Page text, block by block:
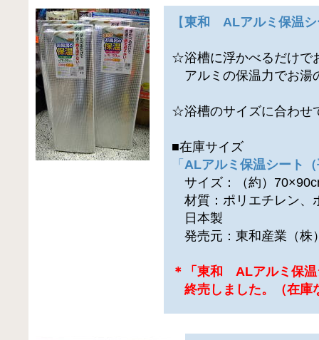
【東和 ALアルミ保温シ
☆浴槽に浮かべるだけで
アルミの保温力でお湯
☆浴槽のサイズに合わせ
■在庫サイズ
「 ALアルミ保温シート
サイズ：（約）
材質：ポリエチレン、
日本製
発売元：東和産業（株
＊「東和 ALアルミ保温
終売しました。（在庫